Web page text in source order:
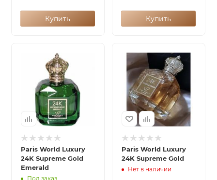
Купить Купить
Paris World Luxury
24K Supreme Gold
Emerald
Под заказ
Paris World Luxury
24K Supreme Gold
Нет в наличии